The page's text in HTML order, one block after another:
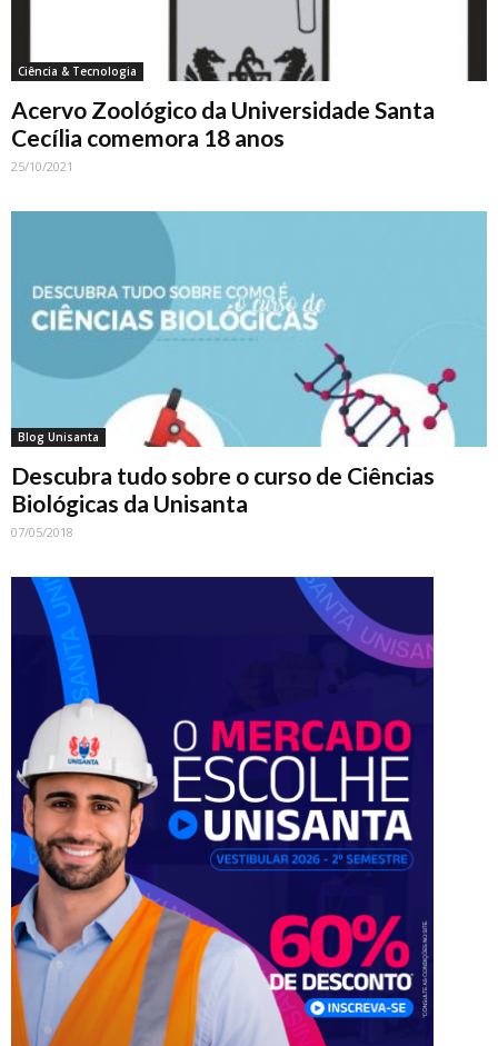
Ciência & Tecnologia
Acervo Zoológico da Universidade Santa
Cecília comemora 18 anos
25/10/2021
Blog Unisanta
Descubra tudo sobre o curso de Ciências
Biológicas da Unisanta
07/05/2018